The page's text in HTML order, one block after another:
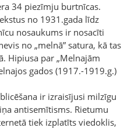
34 piezīmju burtnīcas.
no 1931.gada līdz
nosaukums ir nosacīti
no „melnā” satura, kā tas
Hipiusa par „Melnajām
gados (1917.-1919.g.)
ir izraisījusi milzīgu
antisemītisms. Rietumu
tiek izplatīts viedoklis,